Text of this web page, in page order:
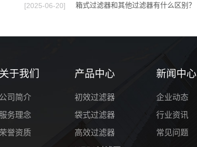
[2025-06-20] 箱式过滤器和其他过滤器有什么区别？
关于我们
公司简介
服务理念
荣誉资质
产品中心
初效过滤器
袋式过滤器
高效过滤器
新闻中心
企业动态
行业资讯
常见问题